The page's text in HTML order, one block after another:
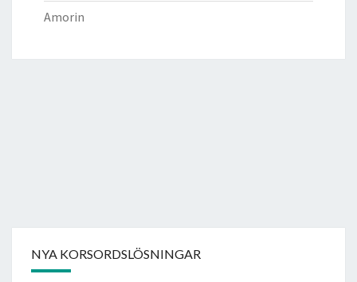
Amorin
NYA KORSORDSLÖSNINGAR